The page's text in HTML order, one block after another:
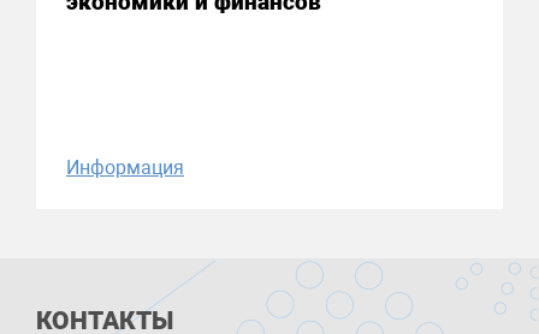
Информация
КОНТАКТЫ